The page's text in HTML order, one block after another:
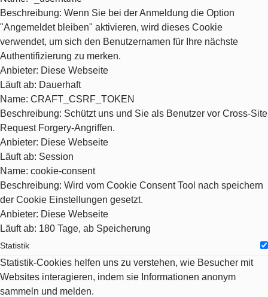
Beschreibung: Wenn Sie bei der Anmeldung die Option
"Angemeldet bleiben" aktivieren, wird dieses Cookie
verwendet, um sich den Benutzernamen für Ihre nächste
Authentifizierung zu merken.
Anbieter: Diese Webseite
Läuft ab: Dauerhaft
Name: CRAFT_CSRF_TOKEN
Beschreibung: Schützt uns und Sie als Benutzer vor Cross-Site
Request Forgery-Angriffen.
Anbieter: Diese Webseite
Läuft ab: Session
Name: cookie-consent
Beschreibung: Wird vom Cookie Consent Tool nach speichern
der Cookie Einstellungen gesetzt.
Anbieter: Diese Webseite
Läuft ab: 180 Tage, ab Speicherung
Statistik
Statistik-Cookies helfen uns zu verstehen, wie Besucher mit
Websites interagieren, indem sie Informationen anonym
sammeln und melden.